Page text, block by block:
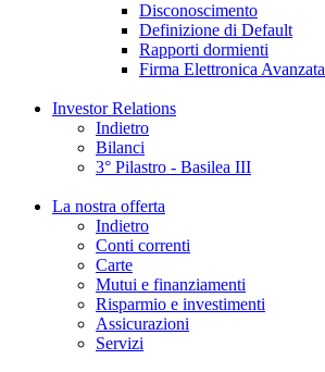
Disconoscimento
Definizione di Default
Rapporti dormienti
Firma Elettronica Avanzata
Investor Relations
Indietro
Bilanci
3° Pilastro - Basilea III
La nostra offerta
Indietro
Conti correnti
Carte
Mutui e finanziamenti
Risparmio e investimenti
Assicurazioni
Servizi